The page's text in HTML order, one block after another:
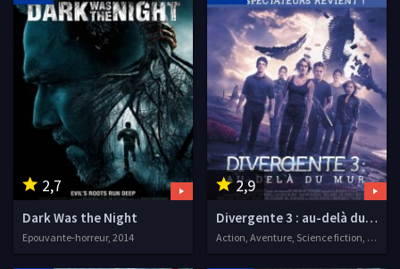
2,7
Dark Was the Night
Epouvante-horreur, 2014
2,9
Divergente 3 : au-delà du mur
Action, Aventure, Science fiction, 2016